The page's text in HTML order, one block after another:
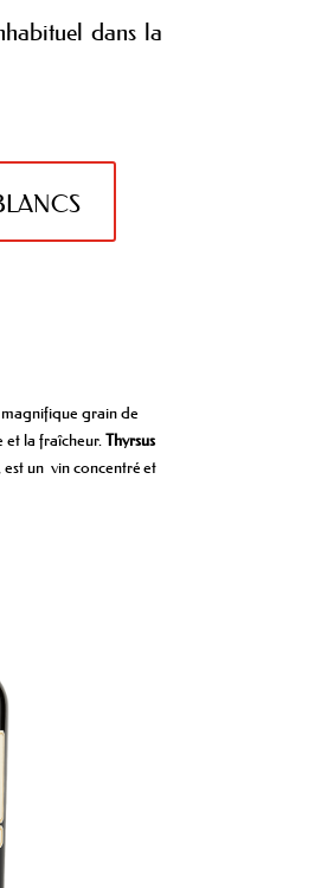
dans la
grain de
et la fraîcheur.Thyrsus
un vin concentré et